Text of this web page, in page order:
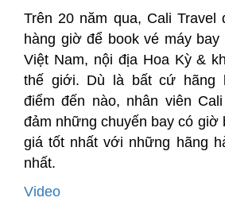
Trên 20 năm qua, Cali Travel
hàng giờ để book vé máy
Việt Nam, nội địa Hoa Kỳ &
thế giới. Dù là bất cứ hãng
điểm đến nào, nhân viên
đảm những chuyến bay có giờ
giá tốt nhất với những hãng
nhất.
Video